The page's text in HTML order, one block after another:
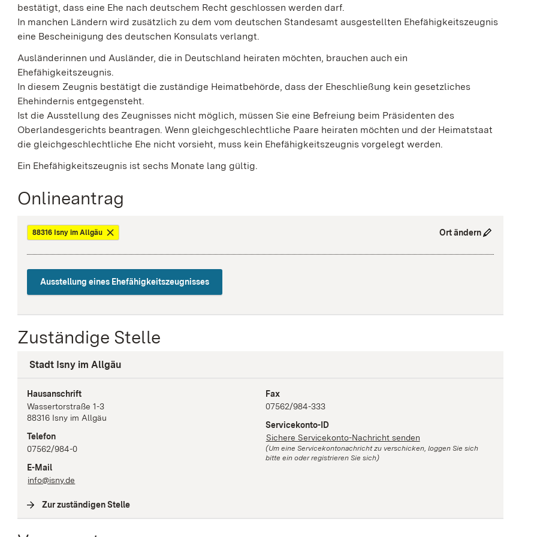
bestätigt, dass eine Ehe nach deutschem Recht geschlossen werden darf.
In manchen Ländern wird zusätzlich zu dem vom deutschen Standesamt ausgestellten Ehefähigkeitszeugnis
eine Bescheinigung des deutschen Konsulats verlangt.
Ausländerinnen und Ausländer, die in Deutschland heiraten möchten, brauchen auch ein
Ehefähigkeitszeugnis.
In diesem Zeugnis bestätigt die zuständige Heimatbehörde, dass der Eheschließung kein gesetzliches
Ehehindernis entgegensteht.
Ist die Ausstellung des Zeugnisses nicht möglich, müssen Sie eine Befreiung beim Präsidenten des
Oberlandesgerichts beantragen. Wenn gleichgeschlechtliche Paare heiraten möchten und der Heimatstaat
die gleichgeschlechtliche Ehe nicht vorsieht, muss kein Ehefähigkeitszeugnis vorgelegt werden.
Ein Ehefähigkeitszeugnis ist sechs Monate lang gültig.
Onlineantrag
88316 Isny im Allgäu Ort ändern
Ausstellung eines Ehefähigkeitszeugnisses
Zuständige Stelle
Stadt Isny im Allgäu
Hausanschrift
Wassertorstraße 1-3
88316 Isny im Allgäu
Telefon
07562/984-0
E-Mail
info@isny.de
Fax
07562/984-333
Servicekonto-ID
Sichere Servicekonto-Nachricht senden
(Um eine Servicekontonachricht zu verschicken, loggen Sie sich
bitte ein oder registrieren Sie sich)
Zur zuständigen Stelle